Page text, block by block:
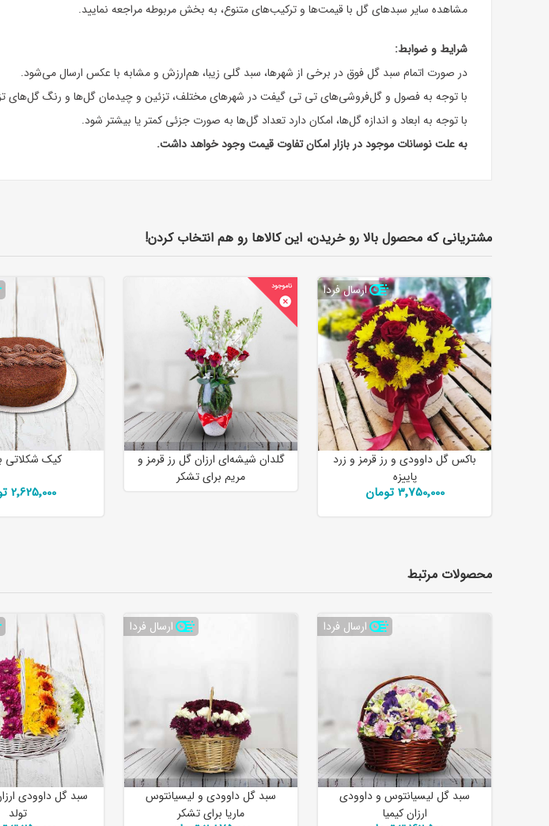
مشاهده سایر سبدهای گل با قیمت‌ها و ترکیب‌های متنوع، به بخش مربوطه مراجعه نمایید.
شرایط و ضوابط:
در صورت اتمام سبد گل فوق در برخی از شهرها، سبد گلی زیبا، هم‌ارزش و مشابه با عکس ارسال می‌شود.
با توجه به فصول و گل‌فروشی‌های تی تی گیفت در شهرهای مختلف، تزئین و چیدمان گل‌ها و رنگ گل‌های
با توجه به ابعاد و اندازه گل‌ها، امکان دارد تعداد گل‌ها به صورت جزئی کمتر یا بیشتر شود.
به علت نوسانات موجود در بازار امکان تفاوت قیمت وجود خواهد داشت.
مشتریانی که محصول بالا رو خریدن، این کالاها رو هم انتخاب کردن!
ارسال فردا
باکس گل داوودی و رز قرمز و زرد
پاییزه
3٬750٬000 تومان
گلدان شیشه‌ای ارزان گل رز قرمز و
مریم برای تشکر
کیک شکلاتی
2٬625٬000 تومان
محصولات مرتبط
ارسال فردا
سبد گل لیسیانتوس و داوودی
ارزان کیمیا
ارسال فردا
سبد گل داوودی و لیسیانتوس
ماریا برای تشکر
سبد گل داوودی
تولد